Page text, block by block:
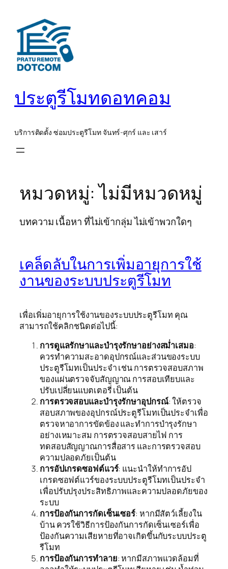
เนื้อหา
ประตูรีโมทดอทคอม
บริการติดตั้ง ซ่อมประตูรีโมท จันทร์-ศุกร์ และ เสาร์
หมวดหมู่:ไม่มีหมวดหมู่
บทความ เนื้อหา ที่ไม่เข้ากลุ่ม ไม่เข้าพวกใดๆ
เคล็ดลับในการเพิ่มอายุการใช้
งานของระบบประตูรีโมท
เพื่อเพิ่มอายุการใช้งานของระบบประตูรีโมท คุณ
สามารถใช้คลิกชนิดต่อไปนี้:
การดูแลรักษาและบำรุงรักษาอย่างสม่ำเสมอ:
ควรทำความสะอาดอุปกรณ์และส่วนของระบบ
ประตูรีโมทเป็นประจำ เช่น การตรวจสอบสภาพ
ของแผ่นตรวจจับสัญญาณ การสอบเทียบและ
ปรับเปลี่ยนแบตเตอรี่ เป็นต้น
การตรวจสอบและบำรุงรักษาอุปกรณ์: ให้ตรวจ
สอบสภาพของอุปกรณ์ประตูรีโมทเป็นประจำเพื่อ
ตรวจหาอาการขัดข้อง และทำการบำรุงรักษา
อย่างเหมาะสม การตรวจสอบสายไฟ การ
ทดสอบสัญญาณการสื่อสาร และการตรวจสอบ
ความปลอดภัยเป็นต้น
การอัปเกรดซอฟต์แวร์: แนะนำให้ทำการอัป
เกรดซอฟต์แวร์ของระบบประตูรีโมทเป็นประจำ
เพื่อปรับปรุงประสิทธิภาพและความปลอดภัยของ
ระบบ
การป้องกันการกัดเซ็นเซอร์: หากมีสัตว์เลี้ยงใน
บ้าน ควรใช้วิธีการป้องกันการกัดเซ็นเซอร์เพื่อ
ป้องกันความเสียหายที่อาจเกิดขึ้นกับระบบประตู
รีโมท
การป้องกันการทำลาย: หากมีสภาพแวดล้อมที่